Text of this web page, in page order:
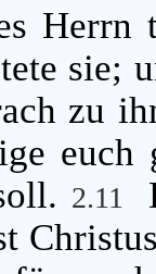
sie;
zu
euch
2.11